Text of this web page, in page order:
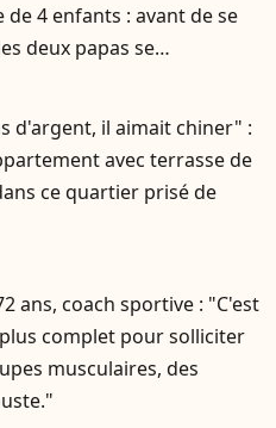
de 4 enfants : avant de se
deux papas se
depuis des années
d'argent, il aimait chiner" :
avec terrasse de
ce quartier prisé de
ans, coach sportive : "C'est
complet pour solliciter
musculaires, des